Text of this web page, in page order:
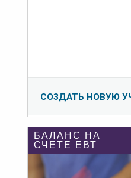
СОЗДАТЬ НОВУЮ
БАЛАНС НА
СЧЕТЕ ЕВТ